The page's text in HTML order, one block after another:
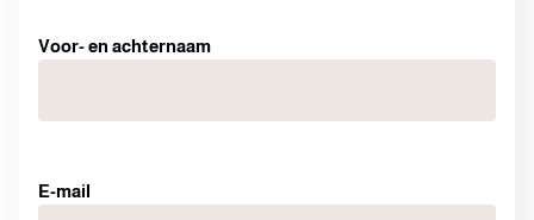
Voor- en achternaam
E-mail